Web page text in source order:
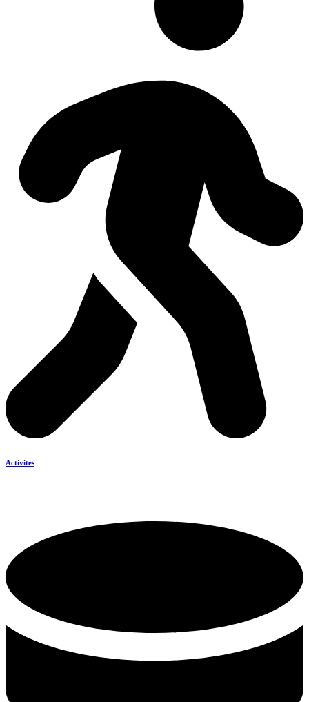
Activités